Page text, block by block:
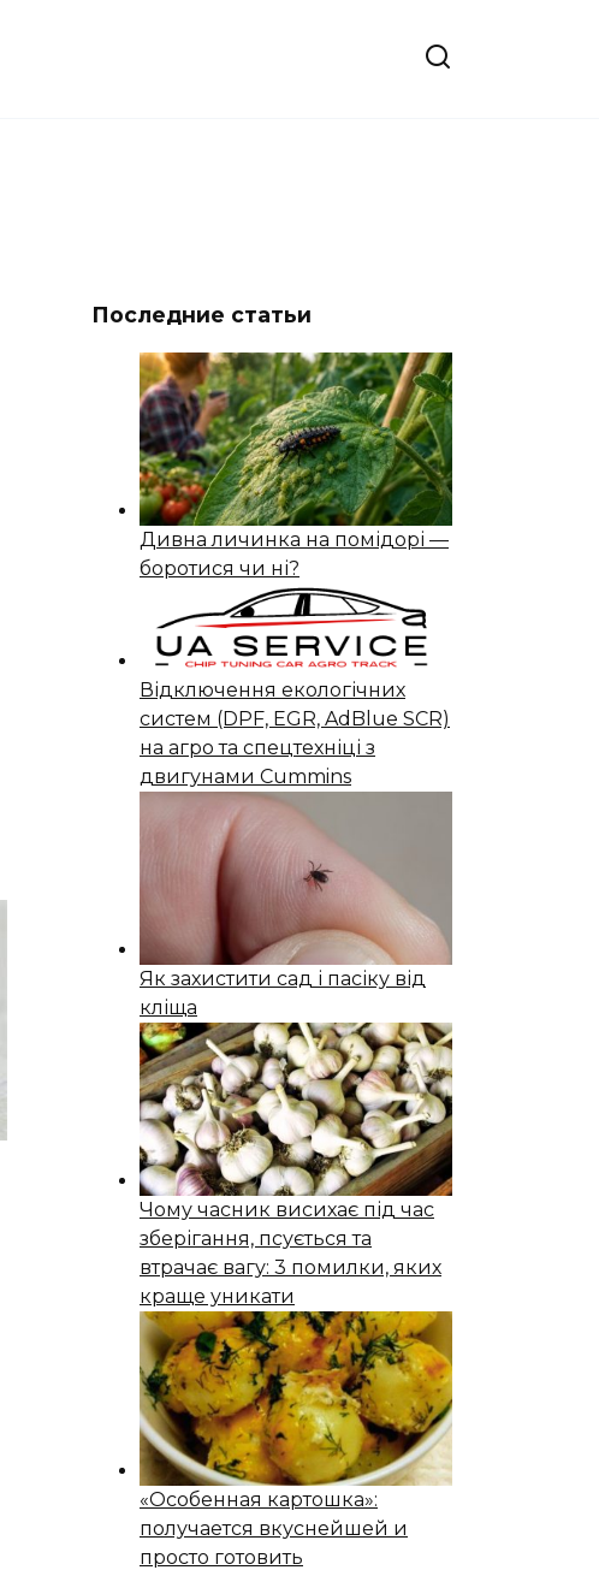
Последние статьи
Дивна личинка на помідорі —
боротися чи ні?
Відключення екологічних
систем (DPF, EGR, AdBlue SCR)
на агро та спецтехніці з
двигунами Cummins
Як захистити сад і пасіку від
кліща
Чому часник висихає під час
зберігання, псується та
втрачає вагу: 3 помилки, яких
краще уникати
«Особенная картошка»:
получается вкуснейшей и
просто готовить